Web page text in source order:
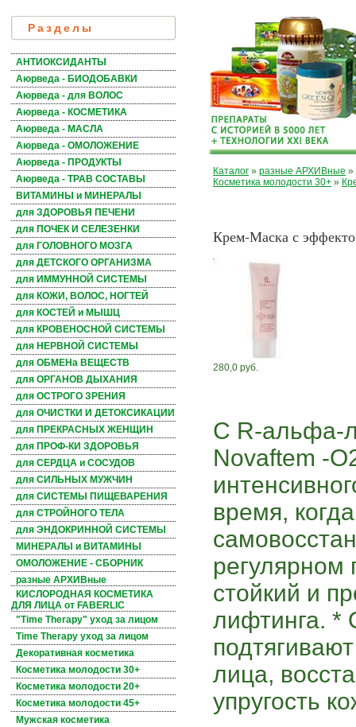
Разделы
АНТИОКСИДАНТЫ
Аюрведа - БИОДОБАВКИ
Аюрведа - для ВОЛОС
Аюрведа - КОСМЕТИКА
Аюрведа - МАСЛА
Аюрведа - ОМОЛОЖЕНИЕ
Аюрведа - ПРОДУКТЫ
Аюрведа - ТРАВ СОСТАВЫ
ВИТАМИНЫ и МИНЕРАЛЫ
для ЗДОРОВЬЯ ПЕЧЕНИ
для ПОЧЕК И СЕЛЕЗЕНКИ
для ГОЛОВНОГО МОЗГА
для ДЕТСКОГО ОРГАНИЗМА
для ИММУННОЙ СИСТЕМЫ
для КОЖИ, ВОЛОС, НОГТЕЙ
для КОСТЕЙ и МЫШЦ
для КРОВЕНОСНОЙ СИСТЕМЫ
для НЕРВНОЙ СИСТЕМЫ
для ОБМЕНа ВЕЩЕСТВ
для ОРГАНОВ ДЫХАНИЯ
для ОСТРОГО ЗРЕНИЯ
для ОЧИСТКИ И ДЕТОКСИКАЦИИ
для ПРЕКРАСНЫХ ЖЕНЩИН
для ПРОФ-КИ ЗДОРОВЬЯ
для СЕРДЦА и СОСУДОВ
для СИЛЬНЫХ МУЖЧИН
для СИСТЕМЫ ПИЩЕВАРЕНИЯ
для СТРОЙНОГО ТЕЛА
для ЭНДОКРИННОЙ СИСТЕМЫ
МИНЕРАЛЫ и ВИТАМИНЫ
ОМОЛОЖЕНИЕ - СБОРНИК
разные АРХИВные
КИСЛОРОДНАЯ КОСМЕТИКА
ДЛЯ ЛИЦА от FABERLIC
"Time Therapy" уход за лицом
Time Therapy уход за лицом
Декоративная косметика
Косметика молодости 30+
Косметика молодости 20+
Косметика молодости 45+
Мужская косметика
Каталог » разные АРХИВные »
Косметика молодости 30+ »
Крем-Маска с
280,0 руб.
С R-альфа-
Novaftem -
время,
регулярном
стойкий и
лифтинга. *
лица,
упругость